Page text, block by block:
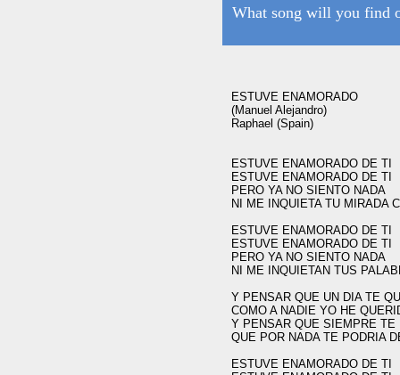
What song will you find
ESTUVE ENAMORADO
(Manuel Alejandro)
Raphael (Spain)
ESTUVE ENAMORADO DE TI
ESTUVE ENAMORADO DE TI
PERO YA NO SIENTO NADA
NI ME INQUIETA TU MIRADA
ESTUVE ENAMORADO DE TI
ESTUVE ENAMORADO DE TI
PERO YA NO SIENTO NADA
NI ME INQUIETAN TUS
Y PENSAR QUE UN DIA TE
COMO A NADIE YO HE
Y PENSAR QUE SIEMPRE TE
QUE POR NADA TE PODRIA
ESTUVE ENAMORADO DE TI